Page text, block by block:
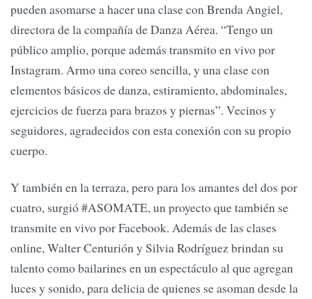
pueden asomarse a hacer una clase con Brenda Angiel,
directora de la compañía de Danza Aérea. “Tengo un
público amplio, porque además transmito en vivo por
Instagram. Armo una coreo sencilla, y una clase con
elementos básicos de danza, estiramiento, abdominales,
ejercicios de fuerza para brazos y piernas”. Vecinos y
seguidores, agradecidos con esta conexión con su propio
cuerpo.
Y también en la terraza, pero para los amantes del dos por
cuatro, surgió #ASOMATE, un proyecto que también se
transmite en vivo por Facebook. Además de las clases
online, Walter Centurión y Silvia Rodríguez brindan su
talento como bailarines en un espectáculo al que agregan
luces y sonido, para delicia de quienes se asoman desde la